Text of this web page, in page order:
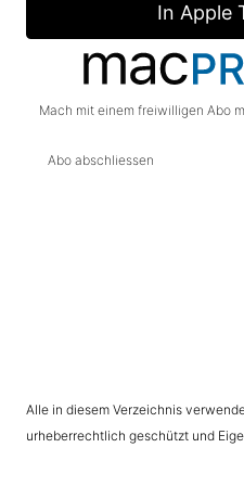
In Apple
Mach mit einem freiwilligen Abo
Abo abschliessen
Alle in diesem Verzeichnis
urheberrechtlich geschützt und